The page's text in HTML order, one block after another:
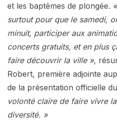
et les baptêmes de plongée.
surtout pour que le samedi,
minuit, participer aux
concerts gratuits, et en plus
faire découvrir la ville »,
Robert, première adjointe
de la présentation officielle
volonté claire de faire vivre
diversité. »